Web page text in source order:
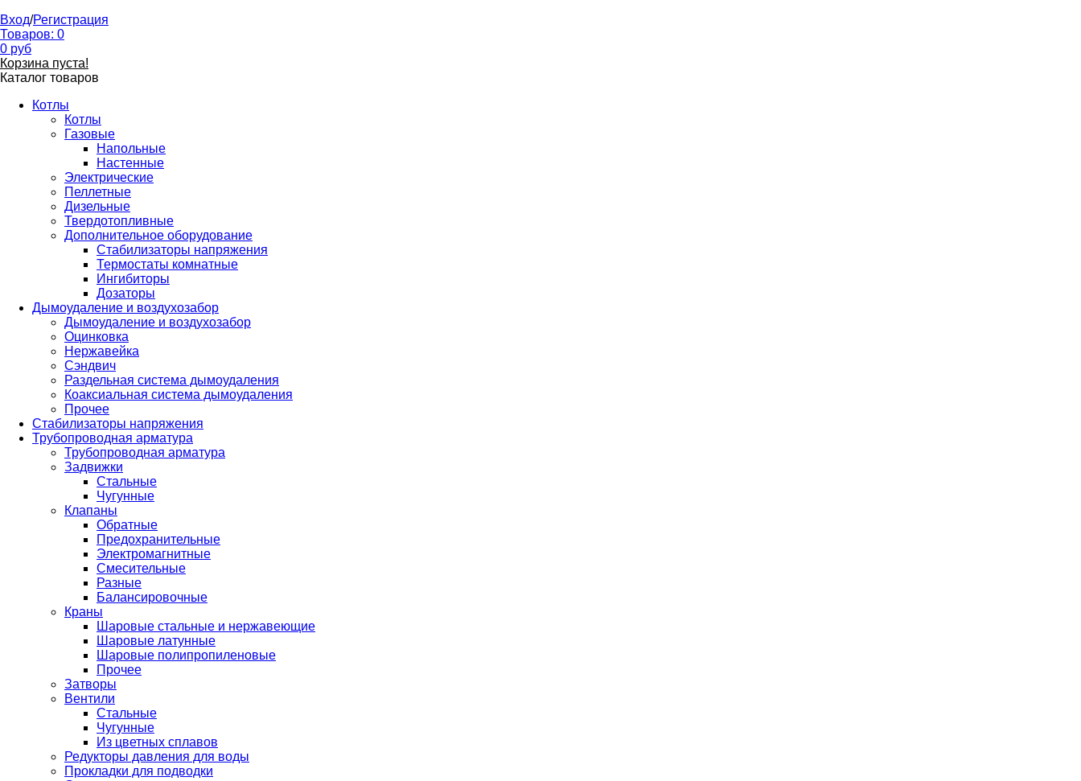
Вход/Регистрация
Товаров: 0
0 руб
Корзина пуста!
Каталог товаров
Котлы
Котлы
Газовые
Напольные
Настенные
Электрические
Пеллетные
Дизельные
Твердотопливные
Дополнительное оборудование
Стабилизаторы напряжения
Термостаты комнатные
Ингибиторы
Дозаторы
Дымоудаление и воздухозабор
Дымоудаление и воздухозабор
Оцинковка
Нержавейка
Сэндвич
Раздельная система дымоудаления
Коаксиальная система дымоудаления
Прочее
Стабилизаторы напряжения
Трубопроводная арматура
Трубопроводная арматура
Задвижки
Стальные
Чугунные
Клапаны
Обратные
Предохранительные
Электромагнитные
Смесительные
Разные
Балансировочные
Краны
Шаровые стальные и нержавеющие
Шаровые латунные
Шаровые полипропиленовые
Прочее
Затворы
Вентили
Стальные
Чугунные
Из цветных сплавов
Редукторы давления для воды
Прокладки для подводки